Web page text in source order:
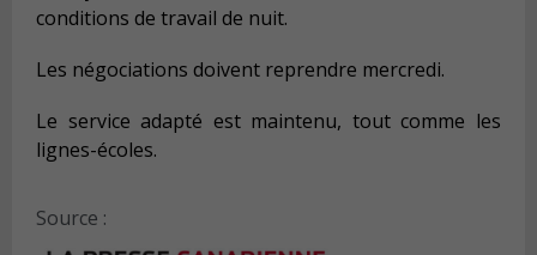
conditions de travail de nuit.
Les négociations doivent reprendre mercredi.
Le service adapté est maintenu, tout comme les
lignes-écoles.
Source :